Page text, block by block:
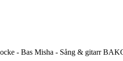
- Bas Misha - Sång & gitarr